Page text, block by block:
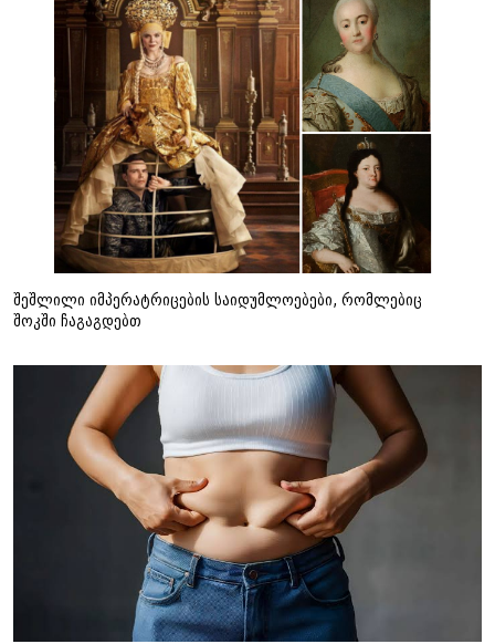
შეშლილი იმპერატრიცების საიდუმლოებები, რომლებიც
შოკში ჩაგაგდებთ